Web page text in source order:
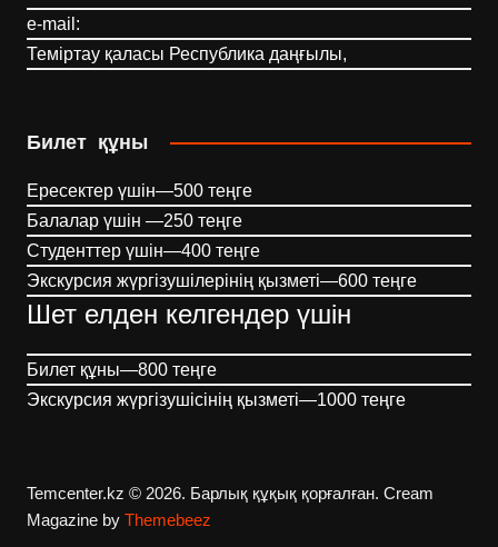
e-mail:
Теміртау қаласы Республика даңғылы,
Билет құны
Ересектер үшін—500 теңге
Балалар үшін —250 теңге
Студенттер үшін—400 теңге
Экскурсия жүргізушілерінің қызметі—600 теңге
Шет елден келгендер үшін
Билет құны—800 теңге
Экскурсия жүргізушісінің қызметі—1000 теңге
Temcenter.kz © 2026. Барлық құқық қорғалған. Cream
Magazine by Themebeez